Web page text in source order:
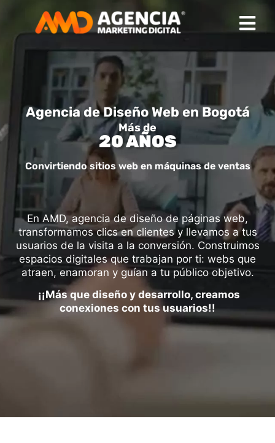
Agencia de Diseño Web en Bogotá
Más de
20 AÑOS
Convirtiendo sitios web en máquinas de ventas
En AMD, agencia de diseño de páginas web,
transformamos clics en clientes y llevamos a tus
usuarios de la visita a la conversión. Construimos
espacios digitales que trabajan por ti: webs que
atraen, enamoran y guían a tu público objetivo.
¡¡Más que diseño y desarrollo, creamos
conexiones con tus usuarios!!